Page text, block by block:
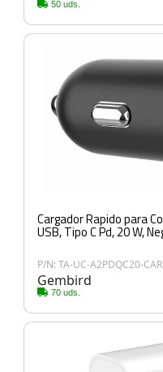
50 uds.
Cargador Rapido para
USB, Tipo C Pd, 20 W,
P/N: TA-UC-A2PDQC20-
Gembird
70 uds.